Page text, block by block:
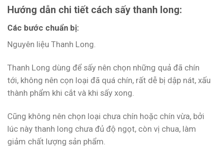
Hướng dẫn chi tiết cách sấy thanh long:
Các bước chuẩn bị:
Nguyên liệu Thanh Long.
Thanh Long dùng để sấy nên chọn những quả đã chín
tới, không nên cọn loại đã quá chín, rất dễ bị dập nát, xấu
thành phẩm khi cắt và khi sấy xong.
Cũng không nên chọn loại chưa chín hoặc chín vừa, bởi
lúc này thanh long chưa đủ độ ngọt, còn vị chua, làm
giảm chất lượng sản phẩm.